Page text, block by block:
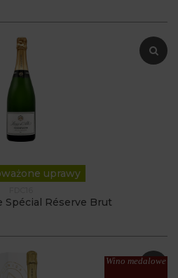
uprawy
Spécial Réserve Brut
Wino medalowe